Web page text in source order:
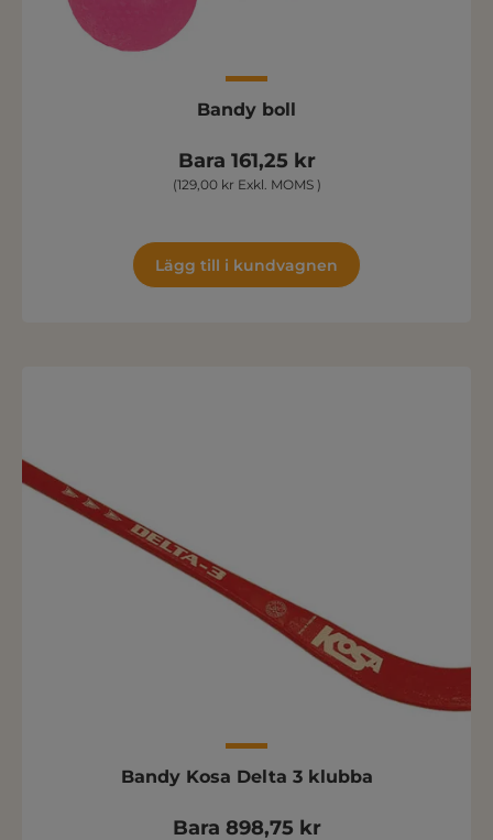
Bandy boll
Bara 161,25 kr
(129,00 kr Exkl. MOMS )
Lägg till i kundvagnen
Bandy Kosa Delta 3 klubba
Bara 898,75 kr